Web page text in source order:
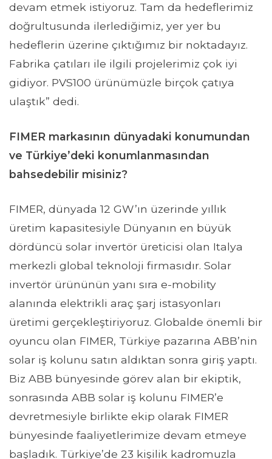
devam etmek istiyoruz. Tam da hedeflerimiz
doğrultusunda ilerlediğimiz, yer yer bu
hedeflerin üzerine çıktığımız bir noktadayız.
Fabrika çatıları ile ilgili projelerimiz çok iyi
gidiyor. PVS100 ürünümüzle birçok çatıya
ulaştık” dedi.
FIMER markasının dünyadaki konumundan
ve Türkiye’deki konumlanmasından
bahsedebilir misiniz?
FIMER, dünyada 12 GW’ın üzerinde yıllık
üretim kapasitesiyle Dünyanın en büyük
dördüncü solar invertör üreticisi olan Italya
merkezli global teknoloji firmasıdır. Solar
invertör ürününün yanı sıra e-mobility
alanında elektrikli araç şarj istasyonları
üretimi gerçekleştiriyoruz. Globalde önemli bir
oyuncu olan FIMER, Türkiye pazarına ABB’nin
solar iş kolunu satın aldıktan sonra giriş yaptı.
Biz ABB bünyesinde görev alan bir ekiptik,
sonrasında ABB solar iş kolunu FIMER’e
devretmesiyle birlikte ekip olarak FIMER
bünyesinde faaliyetlerimize devam etmeye
başladık. Türkiye’de 23 kişilik kadromuzla